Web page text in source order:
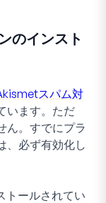
のインスト
スパム対
います。ただ
ん。すでにプラ
、必ず有効化し
トールされてい